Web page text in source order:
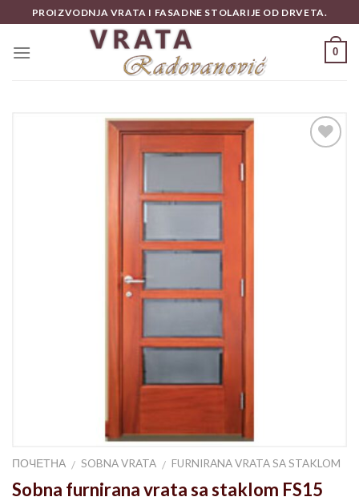
to
content
PROIZVODNJA VRATA I FASADNE STOLARIJE OD DRVETA.
0
ПОЧЕТНА / SOBNA VRATA / FURNIRANA VRATA SA STAKLOM
Sobna furnirana vrata sa staklom FS15